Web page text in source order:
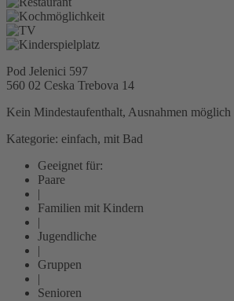
Pod Jelenici 597
560 02 Ceska Trebova 14
Kein Mindestaufenthalt, Ausnahmen möglich
Kategorie: einfach, mit Bad
Geeignet für:
Paare
|
Familien mit Kindern
|
Jugendliche
|
Gruppen
|
Senioren